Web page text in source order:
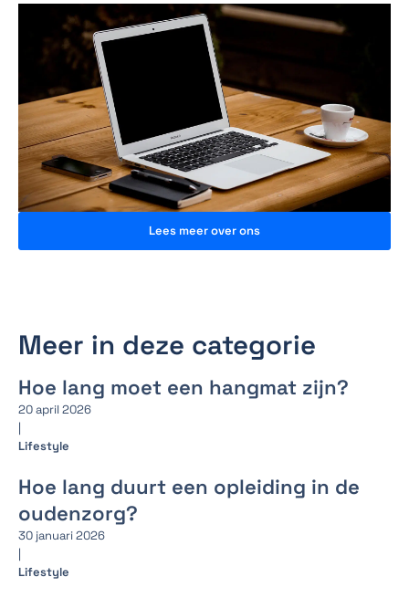
Lees meer over ons
Meer in deze categorie
Hoe lang moet een hangmat zijn?
20 april 2026
|
Lifestyle
Hoe lang duurt een opleiding in de
oudenzorg?
30 januari 2026
|
Lifestyle